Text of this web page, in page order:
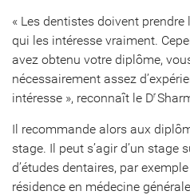
« Les dentistes doivent
qui les intéresse vraiment.
avez obtenu votre diplôme,
nécessairement assez
intéresse », reconnaît le Dr
Il recommande alors aux
stage. Il peut s’agir d’un stage
d’études dentaires, par
résidence en médecine